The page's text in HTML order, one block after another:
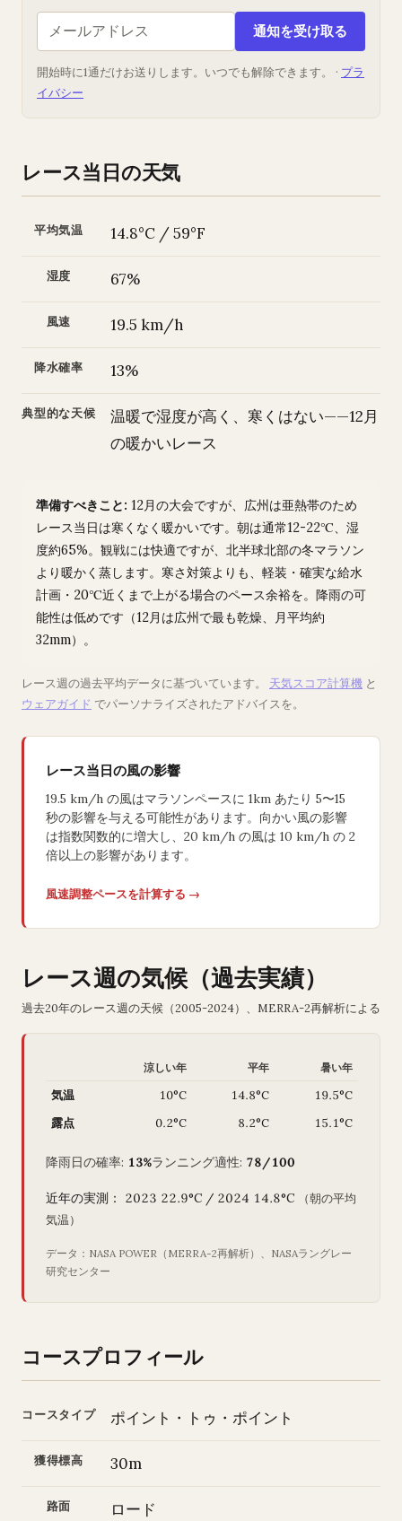
通知を受け取る
開始時に1通だけお送りします。いつでも解除できます。 · プラ
イバシー
レース当日の天気
平均気温 14.8°C / 59°F
湿度 67%
風速 19.5 km/h
降水確率 13%
典型的な天候
温暖で湿度が高く、寒くはない——12月
の暖かいレース
準備すべきこと: 12月の大会ですが、広州は亜熱帯のため
レース当日は寒くなく暖かいです。朝は通常12-22℃、湿
度約65%。観戦には快適ですが、北半球北部の冬マラソン
より暖かく蒸します。寒さ対策よりも、軽装・確実な給水
計画・20℃近くまで上がる場合のペース余裕を。降雨の可
能性は低めです（12月は広州で最も乾燥、月平均約
32mm）。
レース週の過去平均データに基づいています。 天気スコア計算機 と
ウェアガイド でパーソナライズされたアドバイスを。
レース当日の風の影響
19.5 km/h の風はマラソンペースに 1km あたり 5〜15
秒の影響を与える可能性があります。向かい風の影響
は指数関数的に増大し、20 km/h の風は 10 km/h の 2
倍以上の影響があります。
風速調整ペースを計算する →
レース週の気候（過去実績）
過去20年のレース週の天候（2005-2024）、MERRA-2再解析による
涼しい年 平年 暑い年
気温 10°C 14.8°C
19.5°C
露点
0.2°C 8.2°C 15.1°C
降雨日の確率: 13%ランニング適性: 78/100
近年の実測： 2023 22.9°C / 2024 14.8°C
（朝の平均
気温）
データ：NASA POWER（MERRA-2再解析）、NASAラングレー
研究センター
コースプロフィール
コースタイプ ポイント・トゥ・ポイント
獲得標高 30m
路面 ロード